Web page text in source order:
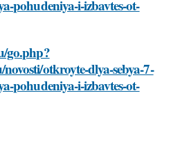
pohudeniya-i-izbavtes-ot-
go.php?
otkroyte-dlya-sebya-7-
pohudeniya-i-izbavtes-ot-